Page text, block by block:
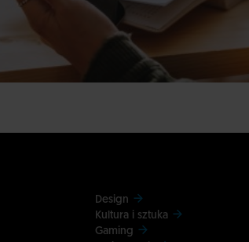
Design
Kultura i sztuka
Gaming